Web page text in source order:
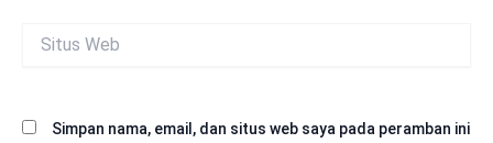
Web
Simpan nama, email, dan situs web saya pada peramban ini